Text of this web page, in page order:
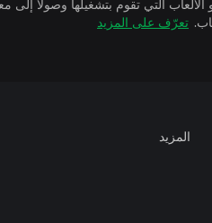
تعرّف على المزيد
المزيد